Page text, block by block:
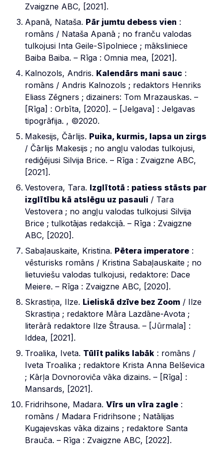
Zvaigzne ABC, [2021].
Apanā, Nataša. Pār jumtu debess vien :
romāns / Nataša Apanā ; no franču valodas
tulkojusi Inta Geile-Sīpolniece ; māksliniece
Baiba Baiba. – Rīga : Omnia mea, [2021].
Kalnozols, Andris. Kalendārs mani sauc :
romāns / Andris Kalnozols ; redaktors Henriks
Eliass Zēgners ; dizainers: Tom Mrazauskas. –
[Rīga] : Orbīta, [2020]. – [Jelgava] : Jelgavas
tipogrāfija. , ©2020.
Makesijs, Čārlijs. Puika, kurmis, lapsa un zirgs
/ Čārlijs Makesijs ; no angļu valodas tulkojusi,
rediģējusi Silvija Brice. – Rīga : Zvaigzne ABC,
[2021].
Vestovera, Tara. Izglītotā : patiess stāsts par
izglītību kā atslēgu uz pasauli / Tara
Vestovera ; no angļu valodas tulkojusi Silvija
Brice ; tulkotājas redakcijā. – Rīga : Zvaigzne
ABC, [2020].
Sabaļauskaite, Kristina. Pētera imperatore :
vēsturisks romāns / Kristina Sabaļauskaite ; no
lietuviešu valodas tulkojusi, redaktore: Dace
Meiere. – Rīga : Zvaigzne ABC, [2020].
Skrastiņa, Ilze. Lieliskā dzīve bez Zoom / Ilze
Skrastiņa ; redaktore Māra Lazdāne-Avota ;
literārā redaktore Ilze Štrausa. – [Jūrmala] :
Iddea, [2021].
Troalika, Iveta. Tūlīt paliks labāk : romāns /
Iveta Troalika ; redaktore Krista Anna Belševica
; Kārļa Dovnoroviča vāka dizains. – [Rīga] :
Mansards, [2021].
Fridrihsone, Madara. Vīrs un vīra zagle :
romāns / Madara Fridrihsone ; Natālijas
Kugajevskas vāka dizains ; redaktore Santa
Brauča. – Rīga : Zvaigzne ABC, [2022].